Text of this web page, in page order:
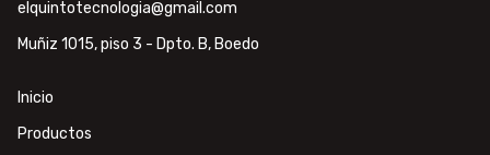
elquintotecnologia@gmail.com
Muñiz 1015, piso 3 - Dpto. B, Boedo
Inicio
Productos